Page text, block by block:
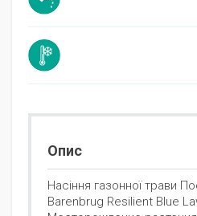
Опис
Насіння газонної трави
Barenbrug Resilient Blue